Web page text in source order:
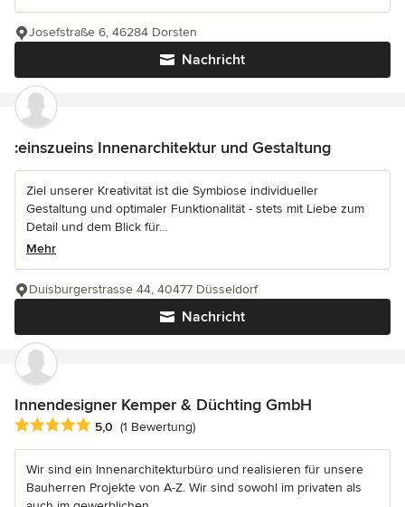
Nachricht
Josefstraße 6, 46284 Dorsten
:einszueins Innenarchitektur und Gestaltung
Ziel unserer Kreativität ist die Symbiose individueller
Gestaltung und optimaler Funktionalität - stets mit Liebe zum
Detail und dem Blick für...
Mehr
Nachricht
Duisburgerstrasse 44, 40477 Düsseldorf
Innendesigner Kemper & Düchting GmbH
Durchschnittliche Bewertung: 5 von 5 Sternen
5,0 (1 Bewertung)
Wir sind ein Innenarchitekturbüro und realisieren für unsere
Bauherren Projekte von A-Z. Wir sind sowohl im privaten als